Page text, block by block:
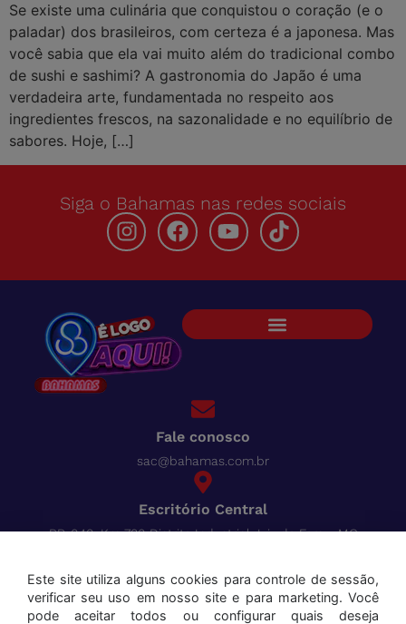
Se existe uma culinária que conquistou o coração (e o
paladar) dos brasileiros, com certeza é a japonesa. Mas
você sabia que ela vai muito além do tradicional combo
de sushi e sashimi? A gastronomia do Japão é uma
verdadeira arte, fundamentada no respeito aos
ingredientes frescos, na sazonalidade e no equilíbrio de
sabores. Hoje, […]
Siga o Bahamas nas redes sociais
Fale conosco
sac@bahamas.com.br
Escritório Central
BR-040, Km 780 Distrito Industrial Juiz de Fora - MG
Aceitamos os seguintes cartões:
Este site utiliza alguns cookies para controle de sessão,
verificar seu uso em nosso site e para marketing. Você
pode aceitar todos ou configurar quais deseja